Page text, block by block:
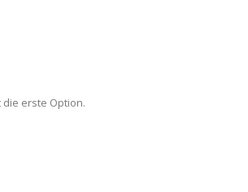
erste Option.